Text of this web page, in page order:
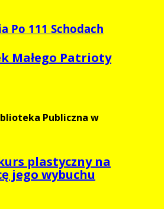
Po 111 Schodach
Małego Patrioty
Publiczna w
plastyczny na
jego wybuchu